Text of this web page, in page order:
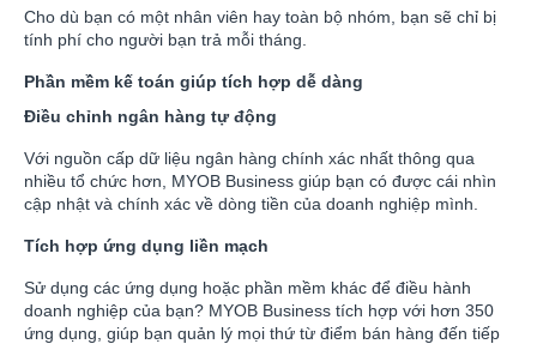
Cho dù bạn có một nhân viên hay toàn bộ nhóm, bạn sẽ chỉ bị
tính phí cho người bạn trả mỗi tháng.
Phần mềm kế toán giúp tích hợp dễ dàng
Điều chỉnh ngân hàng tự động
Với nguồn cấp dữ liệu ngân hàng chính xác nhất thông qua
nhiều tổ chức hơn, MYOB Business giúp bạn có được cái nhìn
cập nhật và chính xác về dòng tiền của doanh nghiệp mình.
Tích hợp ứng dụng liền mạch
Sử dụng các ứng dụng hoặc phần mềm khác để điều hành
doanh nghiệp của bạn? MYOB Business tích hợp với hơn 350
ứng dụng, giúp bạn quản lý mọi thứ từ điểm bán hàng đến tiếp